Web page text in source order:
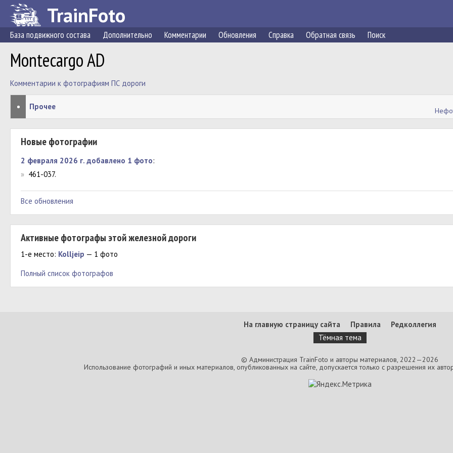
TrainFoto
База подвижного состава Дополнительно Комментарии Обновления Справка Обратная связь Поиск
Montecargo AD
Комментарии к фотографиям ПС дороги
• Прочее
Новые фотографии
2 февраля 2026 г. добавлено 1 фото:
» 461-037.
Все обновления
Активные фотографы этой железной дороги
1-е место: Kolljeip — 1 фото
Полный список фотографов
На главную страницу сайта Правила
Редколлегия
Тёмная тема
© Администрация TrainFoto и авторы материалов, 2022—2026
Использование фотографий и иных материалов, опубликованных на сайте, допускается только с разрешения их